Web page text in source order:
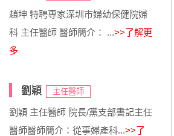
趙坤 特聘專家深圳市婦幼保健院婦
科 主任醫師 醫師簡介： ...>>了解更
多
劉穎 主任醫師
劉穎 主任醫師 院長/黨支部書記主任
醫師醫師簡介：從事婦產科...>>了